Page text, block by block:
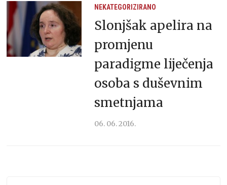
NEKATEGORIZIRANO
Slonjšak apelira na
promjenu
paradigme liječenja
osoba s duševnim
smetnjama
06. 06. 2016.